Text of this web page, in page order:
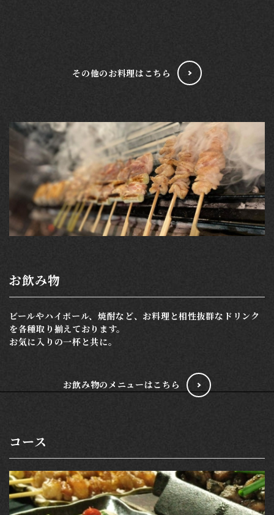
その他のお料理はこちら
お飲み物
ビールやハイボール、焼酎など、お料理と相性抜群なドリンク
を各種取り揃えております。
お気に入りの一杯と共に。
お飲み物のメニューはこちら
コース